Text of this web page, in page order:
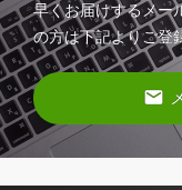
早くお届けするメー
の方は下記よりご登
email